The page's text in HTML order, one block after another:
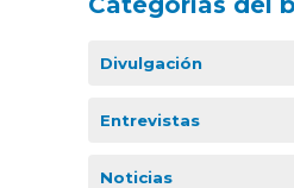
Divulgación
Entrevistas
Noticias